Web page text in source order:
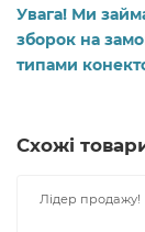
Увага! Ми
зборок на
типами
Схожі
Лідер продажу!